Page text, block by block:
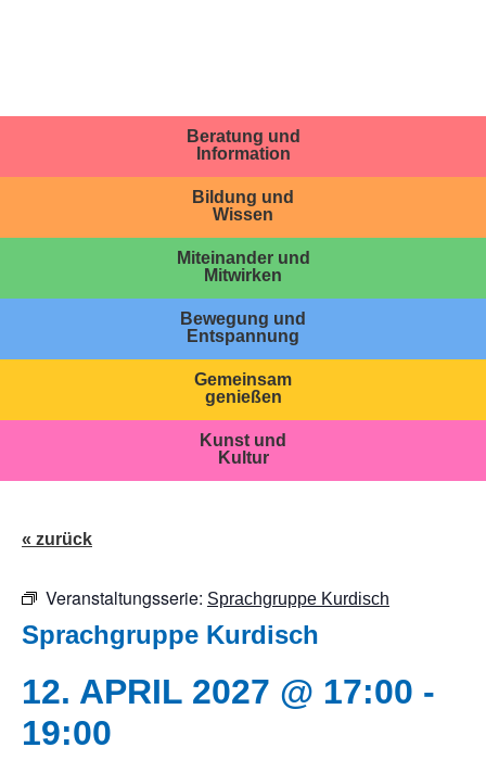
Beratung und
Information
Bildung und
Wissen
Miteinander und
Mitwirken
Bewegung und
Entspannung
Gemeinsam
genießen
Kunst und
Kultur
« zurück
Veranstaltungsserie: Sprachgruppe Kurdisch
Sprachgruppe Kurdisch
12. APRIL 2027 @ 17:00 -
19:00